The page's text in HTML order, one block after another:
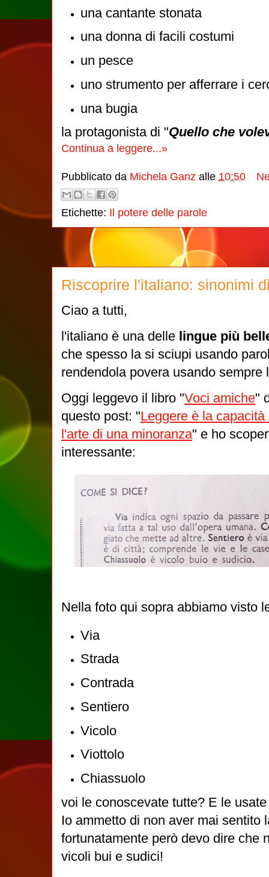
una cantante stonata
una donna di facili costumi
un pesce
uno strumento per afferrare i
una bugia
la protagonista di "Quello che
Continua a leggere...»
Pubblicato da Michela Ganz alle 10:50
Etichette: Il potere delle parole
Riscoprire l'italiano: sinonimi
Ciao a tutti,
l'italiano è una delle lingue più
che spesso la si sciupi usando
rendendola povera usando sempre
Oggi leggevo il libro "Voci amiche"
questo post: "Leggere è la
l'arte di una minoranza" e ho
interessante:
Nella foto qui sopra abbiamo visto
Via
Strada
Contrada
Sentiero
Vicolo
Viottolo
Chiassuolo
voi le conoscevate tutte? E le
Io ammetto di non aver mai sentito
fortunatamente però devo dire che
vicoli bui e sudici!